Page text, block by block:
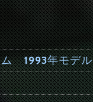
ム 1993年モデル